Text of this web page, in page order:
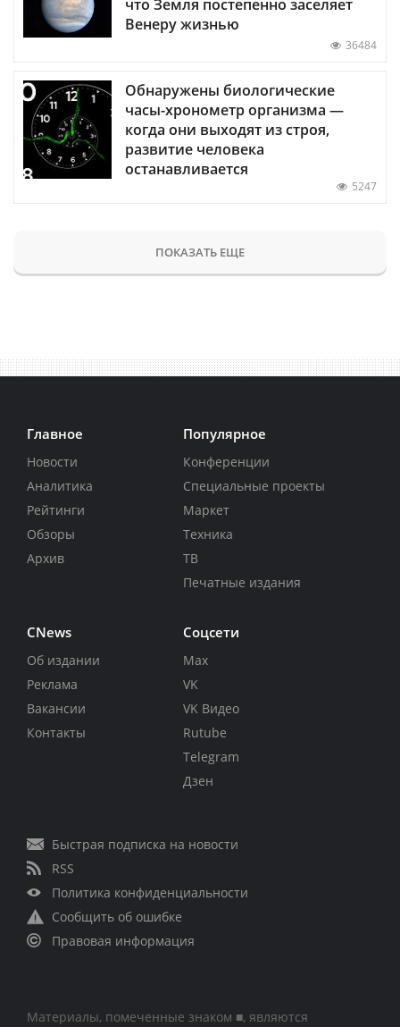
что Земля постепенно заселяет
Венеру жизнью
36484
Обнаружены биологические
часы-хронометр организма —
когда они выходят из строя,
развитие человека
останавливается
5247
ПОКАЗАТЬ ЕЩЕ
Главное
Новости
Аналитика
Рейтинги
Обзоры
Архив
Популярное
Конференции
Специальные проекты
Маркет
Техника
ТВ
Печатные издания
CNews
Об издании
Реклама
Вакансии
Контакты
Соцсети
Max
VK
VK Видео
Rutube
Telegram
Дзен
Быстрая подписка на новости
RSS
Политика конфиденциальности
Сообщить об ошибке
Правовая информация
Материалы, помеченные знаком ■, являются